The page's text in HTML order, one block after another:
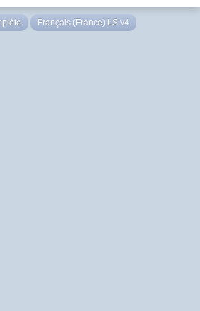
Français (France) LS v4